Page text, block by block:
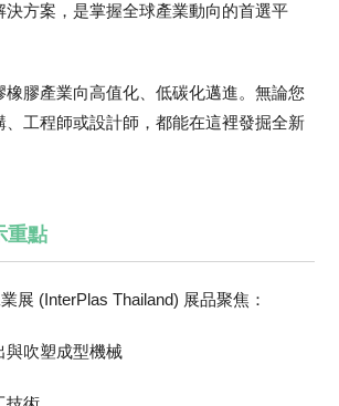
決方案，是掌握全球產業動向的首選平
橡膠產業向高值化、低碳化邁進。無論您
、工程師或設計師，都能在這裡發掘全新
重點
展 (InterPlas Thailand) 展品聚焦：
與吹塑成型機械